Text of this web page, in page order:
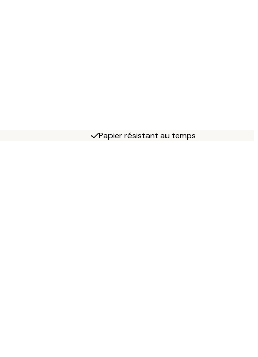
Papier résistant au temps